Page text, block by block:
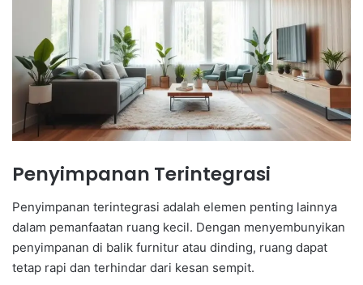
Penyimpanan Terintegrasi
Penyimpanan terintegrasi adalah elemen penting lainnya
dalam pemanfaatan ruang kecil. Dengan menyembunyikan
penyimpanan di balik furnitur atau dinding, ruang dapat
tetap rapi dan terhindar dari kesan sempit.